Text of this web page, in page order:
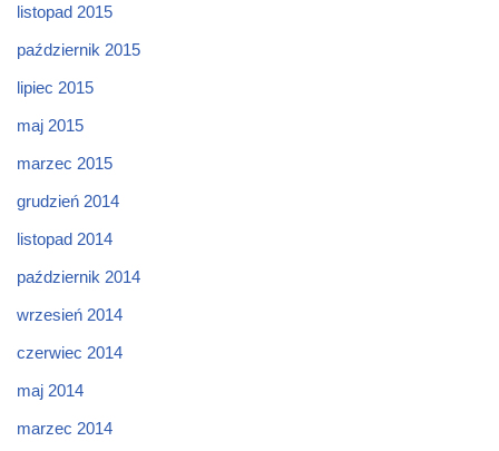
listopad 2015
październik 2015
lipiec 2015
maj 2015
marzec 2015
grudzień 2014
listopad 2014
październik 2014
wrzesień 2014
czerwiec 2014
maj 2014
marzec 2014